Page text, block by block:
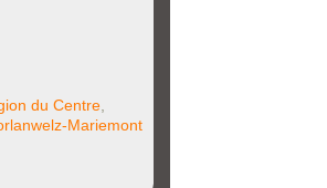
du Centre,
Mariemont